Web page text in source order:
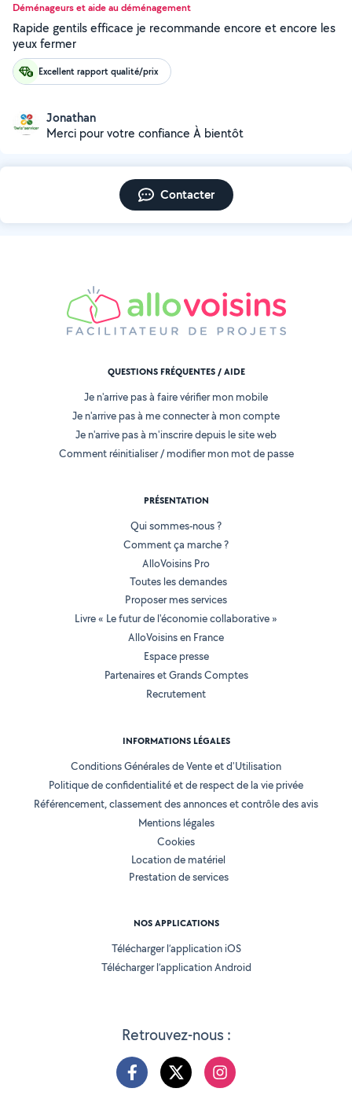
Déménageurs et aide au déménagement
Rapide gentils efficace je recommande encore et encore les
yeux fermer
Excellent rapport qualité/prix
Jonathan
Merci pour votre confiance À bientôt
Contacter
Retrouvez-nous :
QUESTIONS FRÉQUENTES / AIDE
Je n'arrive pas à faire vérifier mon mobile
Je n'arrive pas à me connecter à mon compte
Je n'arrive pas à m'inscrire depuis le site web
Comment réinitialiser / modifier mon mot de passe
PRÉSENTATION
Qui sommes-nous ?
Comment ça marche ?
AlloVoisins Pro
Toutes les demandes
Proposer mes services
Livre « Le futur de l'économie collaborative »
AlloVoisins en France
Espace presse
Partenaires et Grands Comptes
Recrutement
INFORMATIONS LÉGALES
Conditions Générales de Vente et d'Utilisation
Politique de confidentialité et de respect de la vie privée
Référencement, classement des annonces et contrôle des avis
Mentions légales
Cookies
Location de matériel
Prestation de services
NOS APPLICATIONS
Télécharger l’application iOS
Télécharger l’application Android